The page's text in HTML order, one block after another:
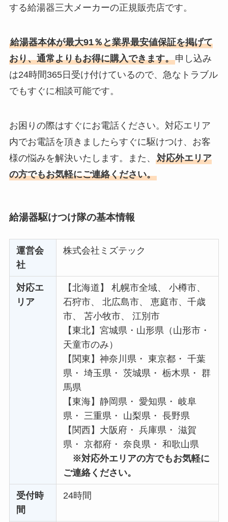
する給湯器三大メーカーの正規販売店です。
給湯器本体が最大91％と業界最安値保証を掲げて
おり、通常よりもお得に購入できます。申し込み
は24時間365日受け付けているので、急なトラブル
でもすぐに相談可能です。
お困りの際はすぐにお電話ください。対応エリア
内でお電話を頂きましたらすぐに駆けつけ、お客
様の悩みを解決いたします。また、 対応外エリア
の方でもお気軽にご連絡ください。
給湯器駆けつけ隊の基本情報
運営会
社
株式会社ミズテック
対応エ
リア
【北海道】 札幌市全域、 小樽市、
石狩市、 北広島市、 恵庭市、千歳
市、 苫小牧市、 江別市
【東北】宮城県・山形県（山形市・
天童市のみ）
【関東】神奈川県・ 東京都・ 千葉
県・ 埼玉県・ 茨城県・ 栃木県・ 群
馬県
【東海】静岡県・ 愛知県・ 岐阜
県・ 三重県・ 山梨県・ 長野県
【関西】大阪府・ 兵庫県・ 滋賀
県・ 京都府・ 奈良県・ 和歌山県
※対応外エリアの方でもお気軽に
ご連絡ください。
受付時
間
24時間